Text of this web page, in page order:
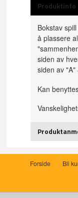
Produktinfo
Bokstav
å plassere
siden av
siden av "A"
Kan
Forside Bli